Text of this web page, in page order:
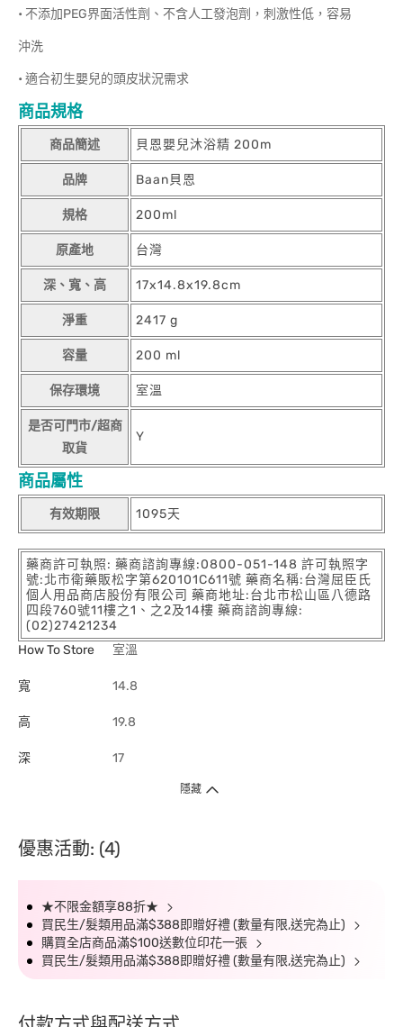
• 不添加PEG界面活性劑、不含人工發泡劑，刺激性低，容易
沖洗
• 適合初生嬰兒的頭皮狀況需求
商品規格
商品簡述 貝恩嬰兒沐浴精 200m
品牌 Baan貝恩
規格 200ml
原產地 台灣
深、寬、高 17x14.8x19.8cm
淨重 2417 g
容量 200 ml
保存環境 室溫
是否可門市/超商
取貨
Y
商品屬性
有效期限 1095天
藥商許可執照: 藥商諮詢專線:0800-051-148 許可執照字
號:北市衛藥販松字第620101C611號 藥商名稱:台灣屈臣氏
個人用品商店股份有限公司 藥商地址:台北市松山區八德路
四段760號11樓之1、之2及14樓 藥商諮詢專線:
(02)27421234
How To Store
室溫
寬 14.8
高 19.8
深 17
隱藏
優惠活動: (4)
★不限金額享88折★
買民生/髮類用品滿$388即贈好禮 (數量有限,送完為止)
購買全店商品滿$100送數位印花一張
買民生/髮類用品滿$388即贈好禮 (數量有限,送完為止)